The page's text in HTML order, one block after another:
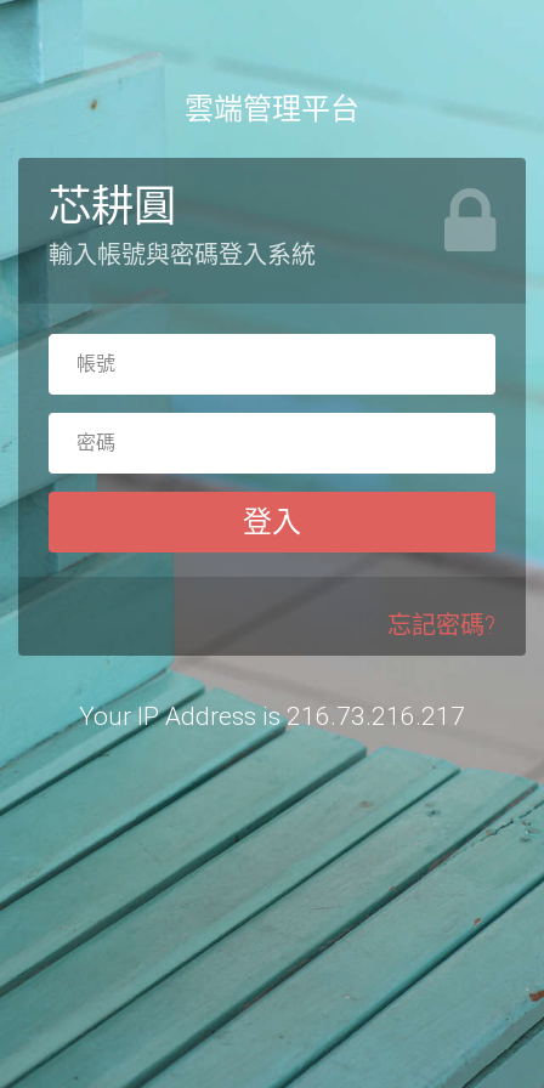
雲端管理平台
芯耕圓
輸入帳號與密碼登入系統
號
碼
忘記密碼?
Your IP Address is 216.73.216.217